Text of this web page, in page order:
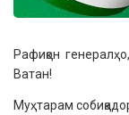
Рафиқон
Ватан!
Муҳтарам